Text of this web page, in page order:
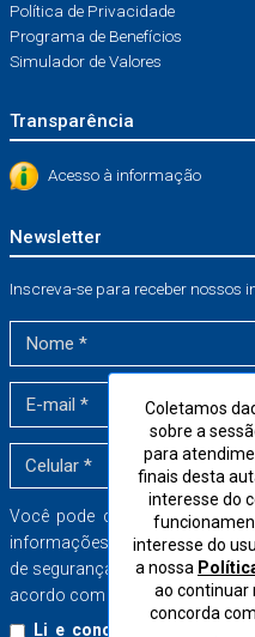
Política de Privacidade
Programa de Benefícios
Simulador de Valores
Transparência
Acesso à informação
Newsletter
Inscreva-se para receber nossos
Você pode cancelar a sua
informações serão
de segurança no banco de
acordo com a Lei Geral de
Li e concordo com o
Coletamos
sobre a
para
finais desta
interesse do
interesse do
a nossa
ao continuar
concorda